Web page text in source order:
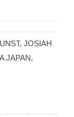
, JOSIAH
JAPAN,